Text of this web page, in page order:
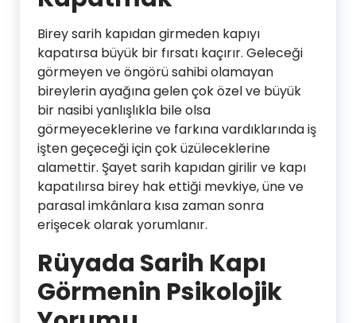
Birey sarih kapıdan girmeden kapıyı
kapatırsa büyük bir fırsatı kaçırır. Geleceği
görmeyen ve öngörü sahibi olamayan
bireylerin ayağına gelen çok özel ve büyük
bir nasibi yanlışlıkla bile olsa
görmeyeceklerine ve farkına vardıklarında iş
işten geçeceği için çok üzüleceklerine
alamettir. Şayet sarih kapıdan girilir ve kapı
kapatılırsa birey hak ettiği mevkiye, üne ve
parasal imkânlara kısa zaman sonra
erişecek olarak yorumlanır.
Rüyada Sarih Kapı
Görmenin Psikolojik